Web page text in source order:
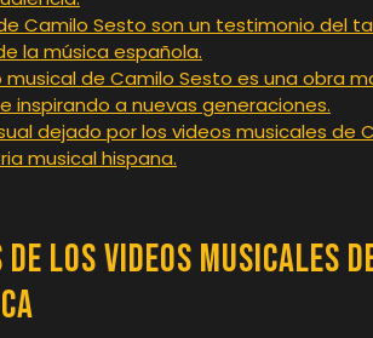
Camilo Sesto son un testimonio del
la música española.
musical de Camilo Sesto es una obra
inspirando a nuevas generaciones.
dejado por los videos musicales de
musical hispana.
los Videos Musicales